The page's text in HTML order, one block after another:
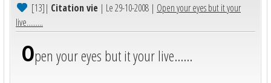
[13]| Citation vie | Le 29-10-2008 | Open your eyes but it your
live.........
Open your eyes but it your live......